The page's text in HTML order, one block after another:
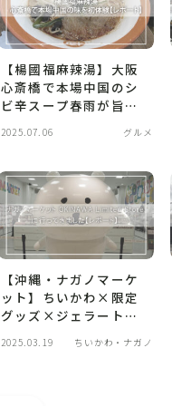
【楊國福麻辣湯】大阪
心斎橋で本場中国のシ
ビ辛スープ春雨が旨す
ト】
2025.07.06 グルメ
【沖縄・ナガノマーケ
ット】ちいかわ×限定
グッズ×ジェラート！
む“推し活旅”レポート
2025.03.19 ちいかわ・ナガノ